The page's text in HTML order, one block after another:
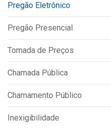
IPTU 2026
Nota Fiscal Eletrônica
Ouvidoria
Portal do Servidor
Pregão Eletrônico
Pregão Presencial
Tomada de Preços
Chamada Pública
Chamamento Público
Inexigibilidade